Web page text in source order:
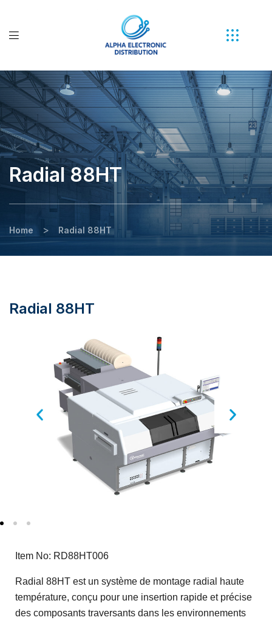
Radial 88HT
Home > Radial 88HT
Radial 88HT
Item No: RD88HT006
Radial 88HT est un système de montage radial haute
température, conçu pour une insertion rapide et précise
des composants traversants dans les environnements